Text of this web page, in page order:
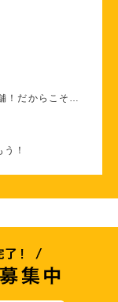
！だからこそ…
！